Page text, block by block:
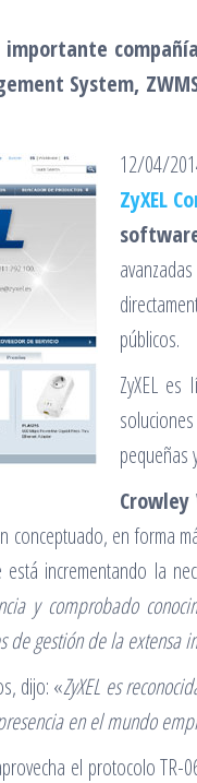
importante
System,
12/04/
ZyXEL
software
públicos.
ZyXEL
pequeñas
Crowley
conceptuado, en forma
incrementando la
y comprobado
de gestión de la extensa
dijo: «ZyXEL es
en el mundo
el protocolo TR-